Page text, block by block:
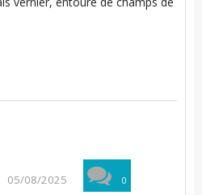
05/08/2025 0